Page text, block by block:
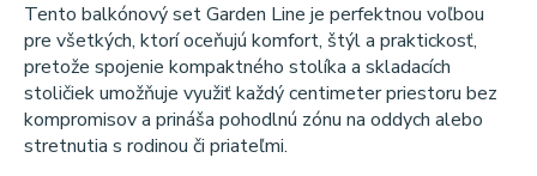
Tento balkónový set Garden Line je perfektnou voľbou
pre všetkých, ktorí oceňujú komfort, štýl a praktickosť,
pretože spojenie kompaktného stolíka a skladacích
stoličiek umožňuje využiť každý centimeter priestoru bez
kompromisov a prináša pohodlnú zónu na oddych alebo
stretnutia s rodinou či priateľmi.